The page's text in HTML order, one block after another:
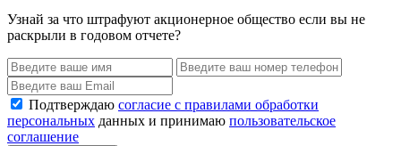
Узнай за что штрафуют акционерное общество если вы не
раскрыли в годовом отчете?
Подтверждаю согласие с правилами обработки
персональных данных и принимаю пользовательское
соглашение